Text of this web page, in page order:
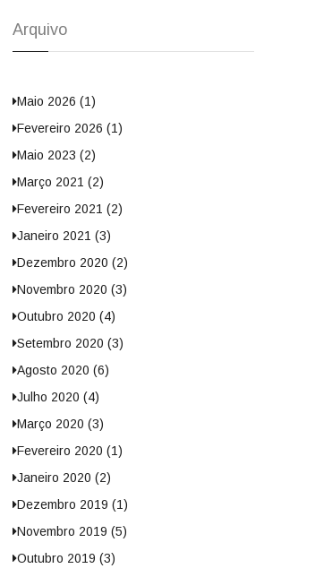
Arquivo
Maio 2026 (1)
Fevereiro 2026 (1)
Maio 2023 (2)
Março 2021 (2)
Fevereiro 2021 (2)
Janeiro 2021 (3)
Dezembro 2020 (2)
Novembro 2020 (3)
Outubro 2020 (4)
Setembro 2020 (3)
Agosto 2020 (6)
Julho 2020 (4)
Março 2020 (3)
Fevereiro 2020 (1)
Janeiro 2020 (2)
Dezembro 2019 (1)
Novembro 2019 (5)
Outubro 2019 (3)